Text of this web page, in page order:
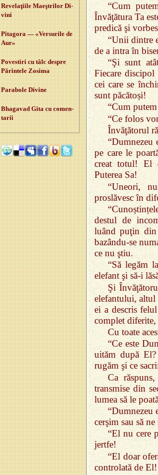
“Cum
Învăţătura Ta
predică şi
“Unii dintre
de a intra în
“Şi sunt
Fiecare discipol
cei care se
sunt păcătoși!
“Cum
“Ce folos
Învăţătorul
pe care le
creat totul! El
Puterea Sa!
“Uneori,
proslăvesc în
destul de
luând puţin din
bazându‑se
ce nu ştiu.
“Să legăm
elefant şi să‑i
Şi
elefantului, altul
ei a descris
complet diferite,
Cu toate
“Ce este
uităm după
rugăm şi ce
Ca
transmise din
lumea să le
“Dumnezeu
cerşim sau să
“El nu cere
jertfe!
“El doar
controlată de El!
Re­velaţiile Maeştri­lor Di­
vini
Pi­ta­gora — «Ver­su­rile de
Aur»
Po­ves­tiri cu tâlc des­pre
Pă­rin­tele Zo­sima
Pa­ra­bole Di­vine
Bha­ga­vad Gita cu co­men­
ta­rii